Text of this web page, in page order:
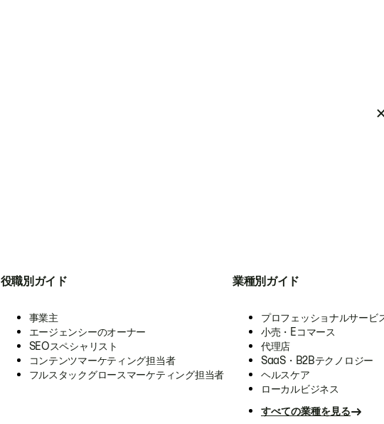
役職別ガイド
事業主
エージェンシーのオーナー
SEOスペシャリスト
コンテンツマーケティング担当者
フルスタックグロースマーケティング担当者
業種別ガイド
プロフェッショナルサービ
小売・Eコマース
代理店
SaaS・B2Bテクノロジー
ヘルスケア
ローカルビジネス
すべての業種を見る